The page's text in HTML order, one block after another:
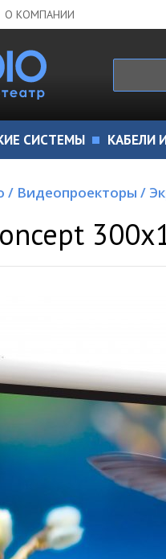
О КОМПАНИИ
СИСТЕМЫ КАБЕЛИ
/ Видеопроекторы /